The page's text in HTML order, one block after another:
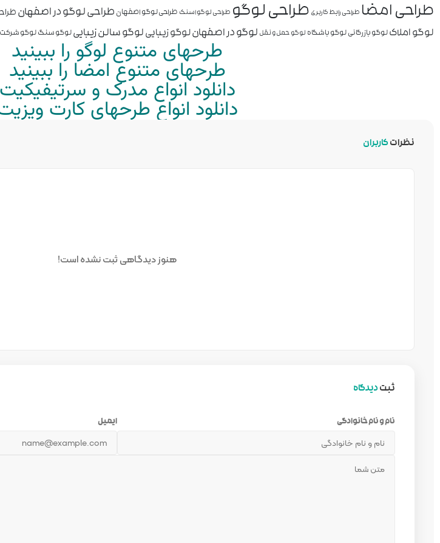
طراحی امضا طراحی رابط کاربری طراحی لوگو طراحی لوگو اسنک طراحی لوگو اصفهان طراحی لوگو در اصفهان
لوگو املاکلوگو بازرگانیلوگو باشگاه لوگو حمل و نقل لوگو در اصفهانلوگو زیباییلوگو سالن زیباییلوگو سنگلوگو شرکت
طرحهای متنوع لوگو را ببینید
طرحهای متنوع امضا را ببینید
دانلود انواع مدرک و سرتیفیکیت
دانلود انواع طرحهای کارت
نظراتکاربران
هنوز دیدگاهی ثبت نشده است!
ثبتدیدگاه
نام و نام خانوادگی ایمیل